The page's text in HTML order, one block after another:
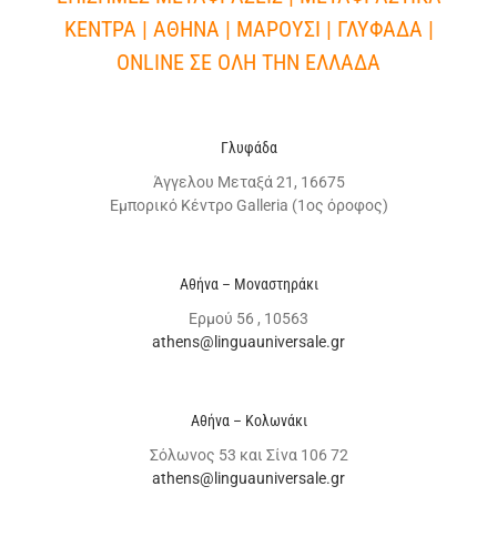
ΚΕΝΤΡΑ | ΑΘΗΝΑ | ΜΑΡΟΥΣΙ | ΓΛΥΦΑΔΑ |
ONLINE ΣΕ ΟΛΗ ΤΗΝ ΕΛΛΑΔΑ
Γλυφάδα
Άγγελου Μεταξά 21, 16675
Εμπορικό Κέντρο Galleria (1ος όροφος)
Αθήνα – Μοναστηράκι
Ερμού 56 , 10563
athens@linguauniversale.gr
Αθήνα – Κολωνάκι
Σόλωνος 53 και Σίνα 106 72
athens@linguauniversale.gr